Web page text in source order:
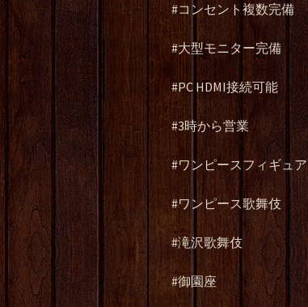
#コンセント複数完備
#大型モニター完備
#PC HDMI接続可能
#3時から営業
#ワンピースフィギュア
#ワンピース歌舞伎
#滝沢歌舞伎
#御園座